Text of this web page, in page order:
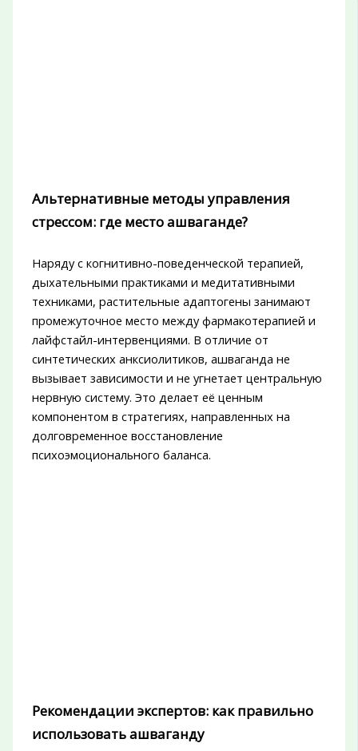
Альтернативные методы управления
стрессом: где место ашваганде?
Наряду с когнитивно-поведенческой терапией,
дыхательными практиками и медитативными
техниками, растительные адаптогены занимают
промежуточное место между фармакотерапией и
лайфстайл-интервенциями. В отличие от
синтетических анксиолитиков, ашваганда не
вызывает зависимости и не угнетает центральную
нервную систему. Это делает её ценным
компонентом в стратегиях, направленных на
долговременное восстановление
психоэмоционального баланса.
Рекомендации экспертов: как правильно
использовать ашваганду